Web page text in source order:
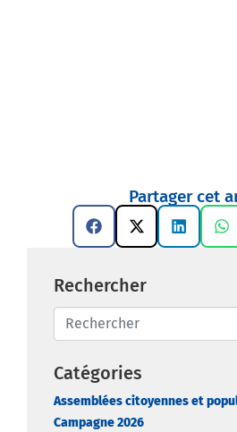
Partager cet
Rechercher
Catégories
Assemblées citoyennes et
Campagne 2026